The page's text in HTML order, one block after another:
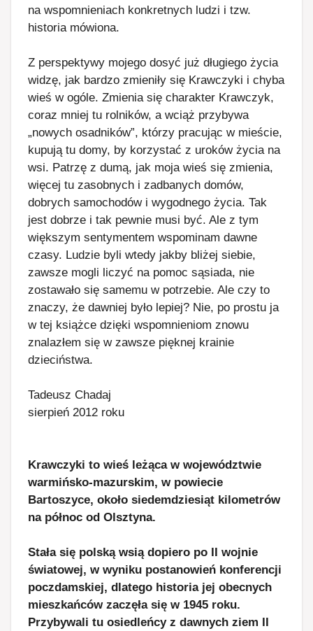
na wspomnieniach konkretnych ludzi i tzw.
historia mówiona.
Z perspektywy mojego dosyć już długiego życia
widzę, jak bardzo zmieniły się Krawczyki i chyba
wieś w ogóle. Zmienia się charakter Krawczyk,
coraz mniej tu rolników, a wciąż przybywa
„nowych osadników”, którzy pracując w mieście,
kupują tu domy, by korzystać z uroków życia na
wsi. Patrzę z dumą, jak moja wieś się zmienia,
więcej tu zasobnych i zadbanych domów,
dobrych samochodów i wygodnego życia. Tak
jest dobrze i tak pewnie musi być. Ale z tym
większym sentymentem wspominam dawne
czasy. Ludzie byli wtedy jakby bliżej siebie,
zawsze mogli liczyć na pomoc sąsiada, nie
zostawało się samemu w potrzebie. Ale czy to
znaczy, że dawniej było lepiej? Nie, po prostu ja
w tej książce dzięki wspomnieniom znowu
znalazłem się w zawsze pięknej krainie
dzieciństwa.
Tadeusz Chadaj
sierpień 2012 roku
Krawczyki to wieś leżąca w województwie
warmińsko-mazurskim, w powiecie
Bartoszyce, około siedemdziesiąt kilometrów
na północ od Olsztyna.
Stała się polską wsią dopiero po II wojnie
światowej, w wyniku postanowień konferencji
poczdamskiej, dlatego historia jej obecnych
mieszkańców zaczęła się w 1945 roku.
Przybywali tu osiedleńcy z dawnych ziem II